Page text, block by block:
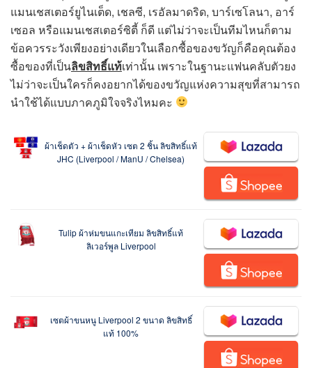
แมนเชสเตอร์ยูไนเต็ด, เชลซี, เรอัลมาดริด, บาร์เซโลนา, อาร์
เซอล หรือแมนเชสเตอร์ซิตี้ ก็ดี แต่ไม่ว่าจะเป็นทีมไหนก็ตาม
ข้อควรระวังเพียงอย่างเดียวในเลือกซื้อของขวัญก็คือคุณต้อง
ซื้อของที่เป็นลิขสิทธิ์แท้เท่านั้น เพราะในฐานะแฟนคลับตัวยง
ไม่ว่าจะเป็นใครก็คงอยากได้ของขวัญแห่งความสุขที่สามารถ
นำใช้ได้แบบภาคภูมิใจจริงไหมคะ
ผ้าเช็ดตัว + ผ้าเช็ดหัว เซต 2 ชิ้น ลิขสิทธิ์แท้
JHC (Liverpool / ManU / Chelsea)
Tulip ผ้าห่มขนแกะเทียม ลิขสิทธิ์แท้
ลิเวอร์พูล Liverpool
เซตผ้าขนหนู Liverpool 2 ขนาด ลิขสิทธิ์
แท้ 100%